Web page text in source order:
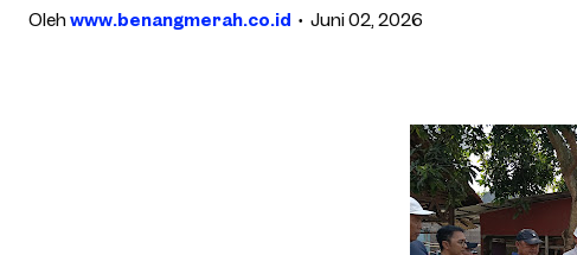
Olehwww.benangmerah.co.id Juni 02, 2026